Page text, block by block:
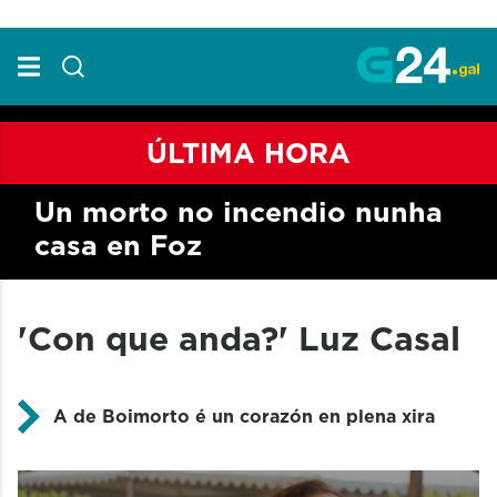
ÚLTIMA HORA
Un morto no incendio nunha
casa en Foz
'Con que anda?' Luz Casal
A de Boimorto é un corazón en plena xira